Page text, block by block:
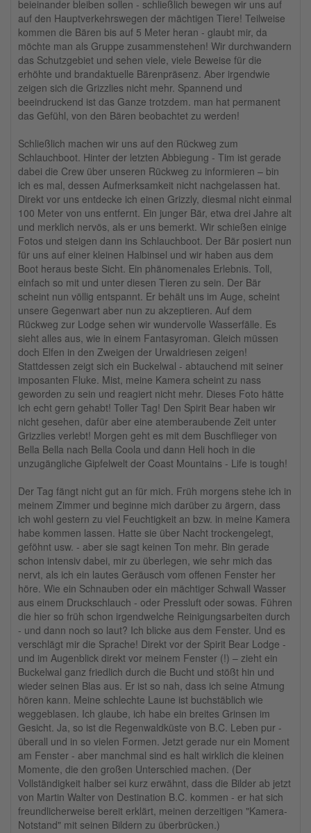
beieinander bleiben sollen - schließlich bewegen wir uns auf
auf den Hauptverkehrswegen der mächtigen Tiere! Teilweise
kommen die Bären bis auf 5 Meter heran - glaubt mir, da
möchte man als Gruppe zusammenstehen! Wir durchwandern
das Schutzgebiet und sehen viele, viele Beweise für die
erhöhte und brandaktuelle Bärenpräsenz. Aber irgendwie
zeigen sich die Grizzlies nicht mehr. Spannend und
beeindruckend ist das Ganze trotzdem. man hat permanent
das Gefühl, von den Bären beobachtet zu werden!
Schließlich machen wir uns auf den Rückweg zum
Schlauchboot. Hinter der letzten Abbiegung - Tim ist gerade
dabei die Crew über unseren Rückweg zu informieren – bin
ich es mal, dessen Aufmerksamkeit nicht nachgelassen hat.
Direkt vor uns entdecke ich einen Grizzly, diesmal nicht einmal
100 Meter von uns entfernt. Ein junger Bär, etwa drei Jahre alt
und merklich nervös, als er uns bemerkt. Wir schießen einige
Fotos und steigen dann ins Schlauchboot. Der Bär posiert nun
für uns auf einer kleinen Halbinsel und wir haben aus dem
Boot heraus beste Sicht. Ein phänomenales Erlebnis. Toll,
einfach so mit und unter diesen Tieren zu sein. Der Bär
scheint nun völlig entspannt. Er behält uns im Auge, scheint
unsere Gegenwart aber nun zu akzeptieren. Auf dem
Rückweg zur Lodge sehen wir wundervolle Wasserfälle. Es
sieht alles aus, wie in einem Fantasyroman. Gleich müssen
doch Elfen in den Zweigen der Urwaldriesen zeigen!
Stattdessen zeigt sich ein Buckelwal - abtauchend mit seiner
imposanten Fluke. Mist, meine Kamera scheint zu nass
geworden zu sein und reagiert nicht mehr. Dieses Foto hätte
ich echt gern gehabt! Toller Tag! Den Spirit Bear haben wir
nicht gesehen, dafür aber eine atemberaubende Zeit unter
Grizzlies verlebt! Morgen geht es mit dem Buschflieger von
Bella Bella nach Bella Coola und dann Heli hoch in die
unzugängliche Gipfelwelt der Coast Mountains - Life is tough!
Der Tag fängt nicht gut an für mich. Früh morgens stehe ich in
meinem Zimmer und beginne mich darüber zu ärgern, dass
ich wohl gestern zu viel Feuchtigkeit an bzw. in meine Kamera
habe kommen lassen. Hatte sie über Nacht trockengelegt,
geföhnt usw. - aber sie sagt keinen Ton mehr. Bin gerade
schon intensiv dabei, mir zu überlegen, wie sehr mich das
nervt, als ich ein lautes Geräusch vom offenen Fenster her
höre. Wie ein Schnauben oder ein mächtiger Schwall Wasser
aus einem Druckschlauch - oder Pressluft oder sowas. Führen
die hier so früh schon irgendwelche Reinigungsarbeiten durch
- und dann noch so laut? Ich blicke aus dem Fenster. Und es
verschlägt mir die Sprache! Direkt vor der Spirit Bear Lodge -
und im Augenblick direkt vor meinem Fenster (!) – zieht ein
Buckelwal ganz friedlich durch die Bucht und stößt hin und
wieder seinen Blas aus. Er ist so nah, dass ich seine Atmung
hören kann. Meine schlechte Laune ist buchstäblich wie
weggeblasen. Ich glaube, ich habe ein breites Grinsen im
Gesicht. Ja, so ist die Regenwaldküste von B.C. Leben pur -
überall und in so vielen Formen. Jetzt gerade nur ein Moment
am Fenster - aber manchmal sind es halt wirklich die kleinen
Momente, die den großen Unterschied machen. (Der
Vollständigkeit halber sei kurz erwähnt, dass die Bilder ab jetzt
von Martin Walter von Destination B.C. kommen - er hat sich
freundlicherweise bereit erklärt, meinen derzeitigen "Kamera-
Notstand" mit seinen Bildern zu überbrücken.)